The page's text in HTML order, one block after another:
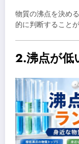
物質の沸点を決め
的に判断すること
2.沸点が低